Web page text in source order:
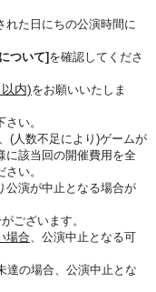
れた日にちの公演時間に
ついて] を確認してくださ
内)をお願いいたしま
い。
(人数不足により)ゲームが
に該当回の開催費用を全
い。
公演が中止となる場合が
ございます。
場合、公演中止となる可
達の場合、公演中止とな